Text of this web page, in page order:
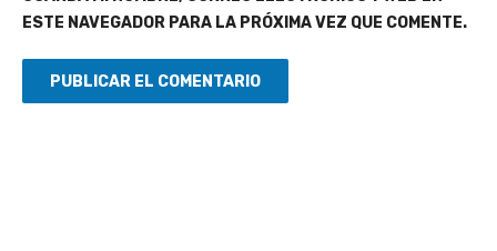
ESTE NAVEGADOR PARA LA PRÓXIMA VEZ QUE COMENTE.